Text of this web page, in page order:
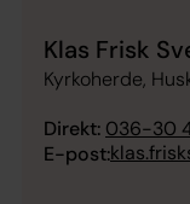
Klas Frisk
Kyrkoherde,
Direkt: 036-30
E-post: